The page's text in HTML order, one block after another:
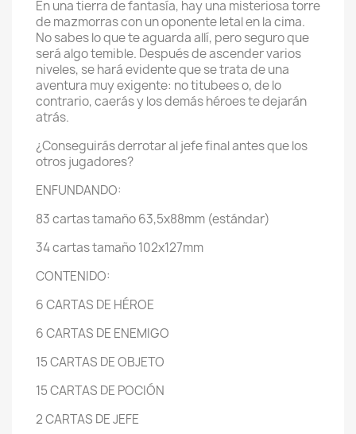
En una tierra de fantasía, hay una misteriosa torre
de mazmorras con un oponente letal en la cima.
No sabes lo que te aguarda allí, pero seguro que
será algo temible. Después de ascender varios
niveles, se hará evidente que se trata de una
aventura muy exigente: no titubees o, de lo
contrario, caerás y los demás héroes te dejarán
atrás.
¿Conseguirás derrotar al jefe final antes que los
otros jugadores?
ENFUNDANDO:
83 cartas tamaño 63,5x88mm (estándar)
34 cartas tamaño 102x127mm
CONTENIDO:
6 CARTAS DE HÉROE
6 CARTAS DE ENEMIGO
15 CARTAS DE OBJETO
15 CARTAS DE POCIÓN
2 CARTAS DE JEFE